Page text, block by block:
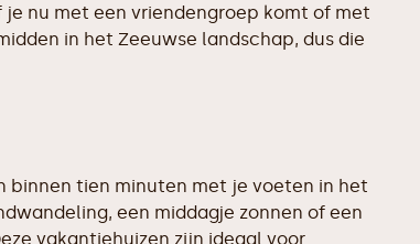
nu met een vriendengroep komt of met
in het Zeeuwse landschap, dus die
binnen tien minuten met je voeten in het
een middagje zonnen of een
vakantiehuizen zijn ideaal voor